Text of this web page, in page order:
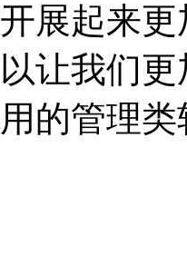
展起来
让我们
的管理